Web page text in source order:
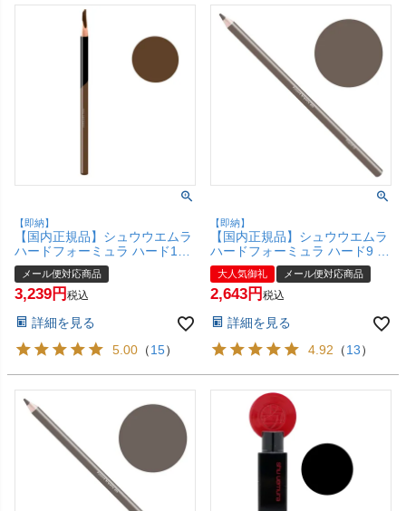
【即納】
【国内正規品】シュウウエムラ
ハードフォーミュラ ハード10
エイコーン 06 shu uemura【ア
イブロウ ペンシル アイブロ
ー】【メール便対応商品】
メール便対応商品
3,239 税込
詳細を見る
5.00 （15）
【即納】
【国内正規品】シュウウエムラ
ハードフォーミュラ ハード9 ス
トーングレイ05【アイブローペ
ンシル】【メール便対応商品】
【SBT】shu uemura
大人気御礼 メール便対応商品
2,643 税込
詳細を見る
4.92 （13）